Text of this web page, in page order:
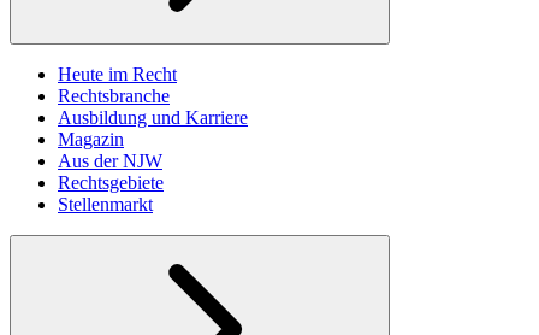
Heute im Recht
Rechtsbranche
Ausbildung und Karriere
Magazin
Aus der NJW
Rechtsgebiete
Stellenmarkt